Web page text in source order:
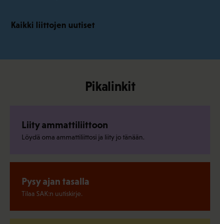
Kaikki liittojen uutiset
Pikalinkit
Liity ammattiliittoon
Löydä oma ammattiliittosi ja liity jo tänään.
Pysy ajan tasalla
Tilaa SAK:n uutiskirje.